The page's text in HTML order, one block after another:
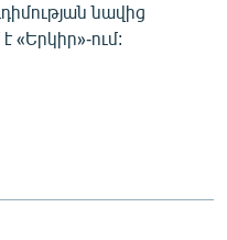
նավից
«Երկիր»-ում: